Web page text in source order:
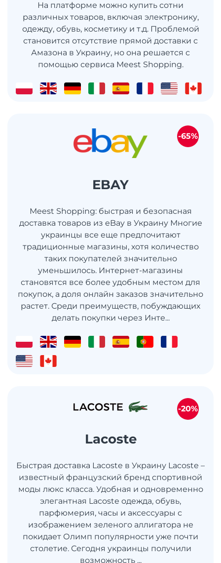
На платформе можно купить сотни
различных товаров, включая электронику,
одежду, обувь, косметику и т.д. Проблемой
становится отсутствие прямой доставки с
Амазона в Украину, но она решается с
помощью сервиса Meest Shopping.
EBAY
Meest Shopping: быстрая и безопасная
доставка товаров из eBay в Украину Многие
украинцы все еще предпочитают
традиционные магазины, хотя количество
таких покупателей значительно
уменьшилось. Интернет-магазины
становятся все более удобным местом для
покупок, а доля онлайн заказов значительно
растет. Среди преимуществ, побуждающих
делать покупки через Инте...
-65%
Lacoste
Быстрая доставка Lacoste в Украину Lacoste –
известный французский бренд спортивной
моды люкс класса. Удобная и одновременно
элегантная Lacoste одежда, обувь,
парфюмерия, часы и аксессуары с
изображением зеленого аллигатора не
покидает Олимп популярности уже почти
столетие. Сегодня украинцы получили
возможность ...
-20%